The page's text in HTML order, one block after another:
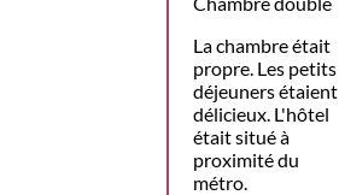
La chambre était
propre. Les petits
déjeuners étaient
délicieux. L'hôtel
était situé à
proximité du
métro.